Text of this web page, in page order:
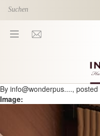
Skip to main content
You are here
By info@wonderpus...., posted
Image: